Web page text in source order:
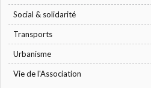
Social & solidarité
Transports
Urbanisme
Vie de l'Association